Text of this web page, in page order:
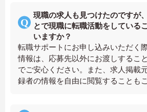
現職の求人も見つけたのですが
とで現職に転職活動をしている
いますか？
転職サポートにお申し込みいただく
情報は、応募先以外にお渡しするこ
でご安心ください。また、求人掲載
録者の情報を自由に閲覧することも